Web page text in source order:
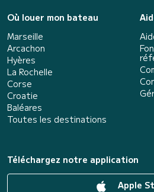
Où louer mon bateau
Marseille
Arcachon
Hyères
La Rochelle
Corse
Croatie
Baléares
Toutes les destinations
Téléchargez notre application
Apple